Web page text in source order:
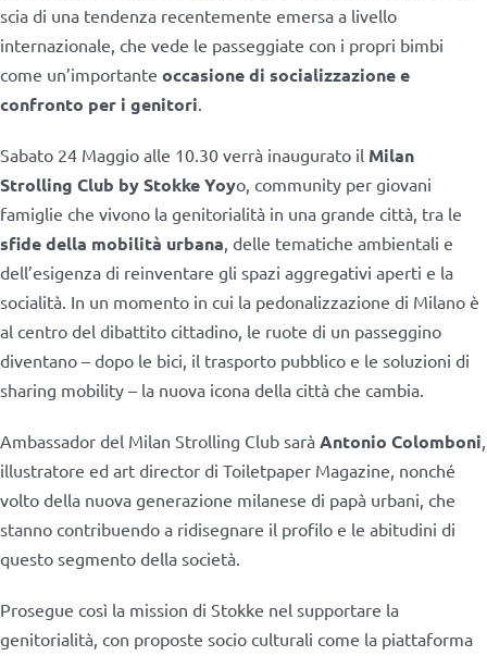
scia di una tendenza recentemente emersa a livello
internazionale, che vede le passeggiate con i propri bimbi
come un’importante occasione di socializzazione e
confronto per i genitori.
Sabato 24 Maggio alle 10.30 verrà inaugurato il Milan
Strolling Club by Stokke Yoyo, community per giovani
famiglie che vivono la genitorialità in una grande città, tra le
sfide della mobilità urbana, delle tematiche ambientali e
dell’esigenza di reinventare gli spazi aggregativi aperti e la
socialità. In un momento in cui la pedonalizzazione di Milano è
al centro del dibattito cittadino, le ruote di un passeggino
diventano – dopo le bici, il trasporto pubblico e le soluzioni di
sharing mobility – la nuova icona della città che cambia.
Ambassador del Milan Strolling Club sarà Antonio Colomboni,
illustratore ed art director di Toiletpaper Magazine, nonché
volto della nuova generazione milanese di papà urbani, che
stanno contribuendo a ridisegnare il profilo e le abitudini di
questo segmento della società.
Prosegue così la mission di Stokke nel supportare la
genitorialità, con proposte socio culturali come la piattaforma